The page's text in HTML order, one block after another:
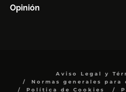
Opinión
Aviso Legal y
Normas generales para
Política de Cookies